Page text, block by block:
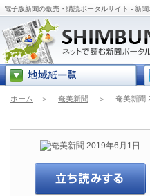
電子版新聞の販売・購読ポータルサイト - 新
ホーム ＞ 奄美新聞 ＞ 奄美新聞